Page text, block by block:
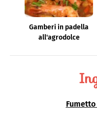
Gamberi in padella
all'agrodolce